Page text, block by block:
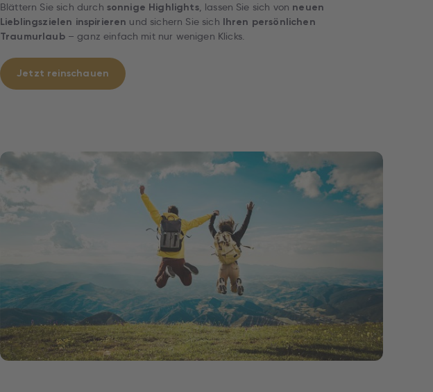
Blättern Sie sich durch sonnige Highlights, lassen Sie sich von neuen
Lieblingszielen inspirieren und sichern Sie sich Ihren persönlichen
Traumurlaub– ganz einfach mit nur wenigen Klicks.
Jetzt reinschauen